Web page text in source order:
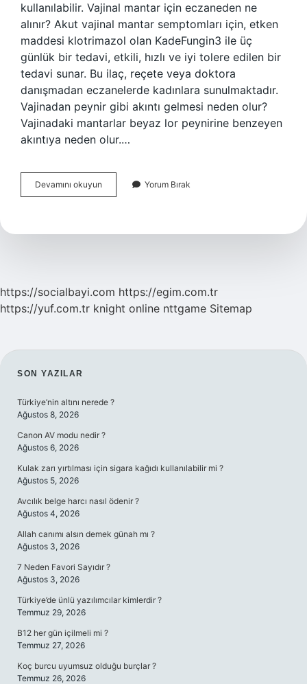
kullanılabilir. Vajinal mantar için eczaneden ne
alınır? Akut vajinal mantar semptomları için, etken
maddesi klotrimazol olan KadeFungin3 ile üç
günlük bir tedavi, etkili, hızlı ve iyi tolere edilen bir
tedavi sunar. Bu ilaç, reçete veya doktora
danışmadan eczanelerde kadınlara sunulmaktadır.
Vajinadan peynir gibi akıntı gelmesi neden olur?
Vajinadaki mantarlar beyaz lor peynirine benzeyen
akıntıya neden olur.…
Devamını okuyun Vajinada
Beyaz
Ne
Yorum Bırak
https://socialbayi.com https://egim.com.tr
https://yuf.com.tr knight online nttgame Sitemap
SIDEBAR
SON YAZILAR
Türkiye’nin altını nerede ?
Ağustos 8, 2026
Canon AV modu nedir ?
Ağustos 6, 2026
Kulak zarı yırtılması için sigara kağıdı kullanılabilir mi ?
Ağustos 5, 2026
Avcılık belge harcı nasıl ödenir ?
Ağustos 4, 2026
Allah canımı alsın demek günah mı ?
Ağustos 3, 2026
7 Neden Favori Sayıdır ?
Ağustos 3, 2026
Türkiye’de ünlü yazılımcılar kimlerdir ?
Temmuz 29, 2026
B12 her gün içilmeli mi ?
Temmuz 27, 2026
Koç burcu uyumsuz olduğu burçlar ?
Temmuz 26, 2026